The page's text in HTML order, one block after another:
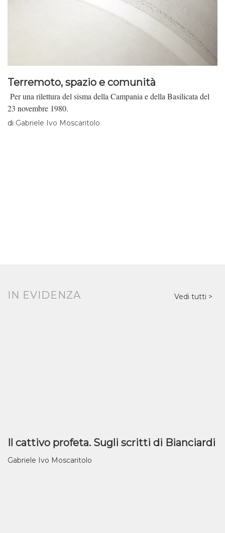
Terremoto, spazio e comunità
Per una rilettura del sisma della Campania e della Basilicata del
23 novembre 1980.
di Gabriele Ivo Moscaritolo
IN EVIDENZA Vedi tutti
Il cattivo profeta. Sugli scritti di Bianciardi
Gabriele Ivo Moscaritolo